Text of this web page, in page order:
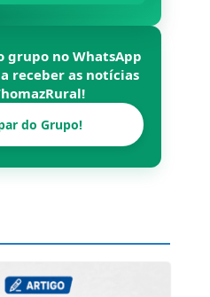
grupo no WhatsApp
receber as notícias
!
do Grupo!